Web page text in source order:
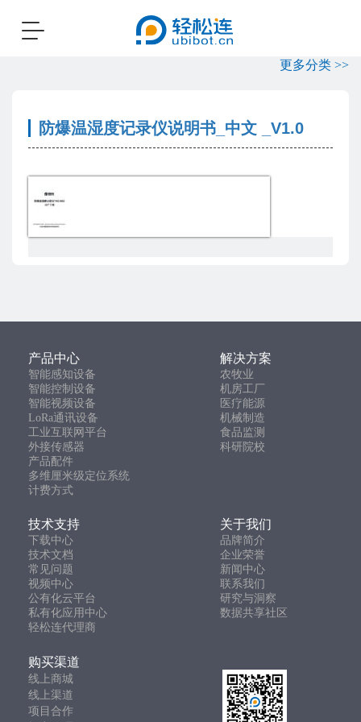
Toggle
更多分类 >>
防爆温湿度记录仪说明书_中文 _V1.0
产品中心 解决方案
智能感知设备
农牧业
智能控制设备
机房工厂
智能视频设备
医疗能源
LoRa通讯设备
机械制造
工业互联网平台
食品监测
外接传感器
科研院校
产品配件
多维厘米级定位系统
计费方式
技术支持 关于我们
下载中心
品牌简介
技术文档
企业荣誉
常见问题
新闻中心
视频中心
联系我们
公有化云平台
研究与洞察
私有化应用中心
数据共享社区
轻松连代理商
购买渠道
线上商城
线上渠道
项目合作